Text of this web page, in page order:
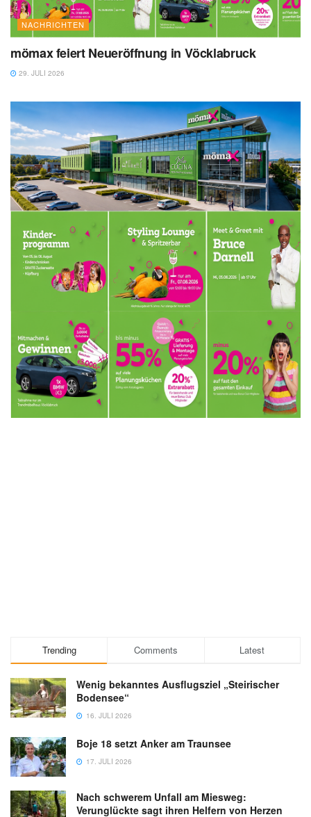
NACHRICHTEN
mömax feiert Neueröffnung in Vöcklabruck
29. JULI 2026
Trending Comments Latest
Wenig bekanntes Ausflugsziel „Steirischer
Bodensee“
16. JULI 2026
Boje 18 setzt Anker am Traunsee
17. JULI 2026
Nach schwerem Unfall am Miesweg:
Verunglückte sagt ihren Helfern von Herzen